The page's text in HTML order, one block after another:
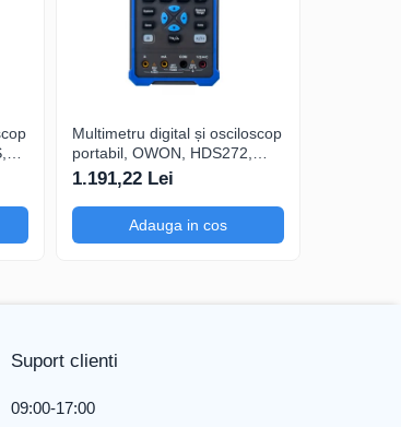
Multimetru digital și osciloscop
portabil, OWON, HDS272,
200mV-1kV, 200mA-
1.191,22 Lei
Adauga in cos
Suport clienti
09:00-17:00